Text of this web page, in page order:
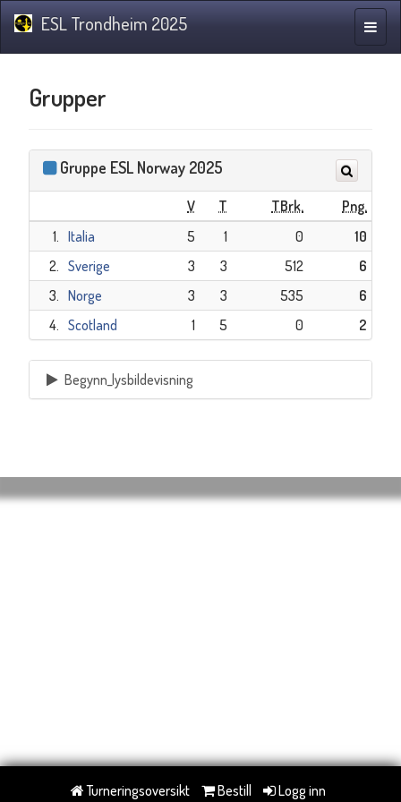
ESL Trondheim 2025
Grupper
Gruppe ESL Norway 2025
V T TBrk.
Png.
1. Italia 5 1 0
10
2. Sverige 3 3 512
6
3. Norge 3 3 535
6
4. Scotland 1 5 0 2
Begynn_lysbildevisning
Turneringsoversikt Bestill Logg inn